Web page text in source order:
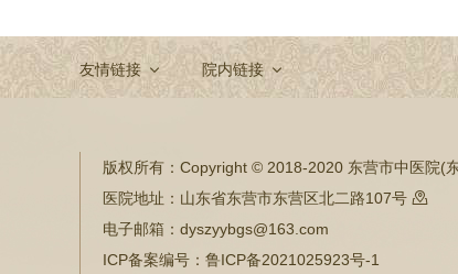
友情链接 院内链接
版权所有： Copyright © 2018-2020 东营市中医院(
医院地址： 山东省东营市东营区北二路107号 
电子邮箱： dyszyybgs@163.com
ICP备案编号： 鲁ICP备2021025923号-1